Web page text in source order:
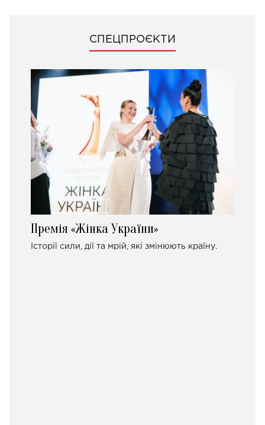
СПЕЦПРОЄКТИ
Премія «Жінка України»
Історії сили, дії та мрій, які змінюють країну.